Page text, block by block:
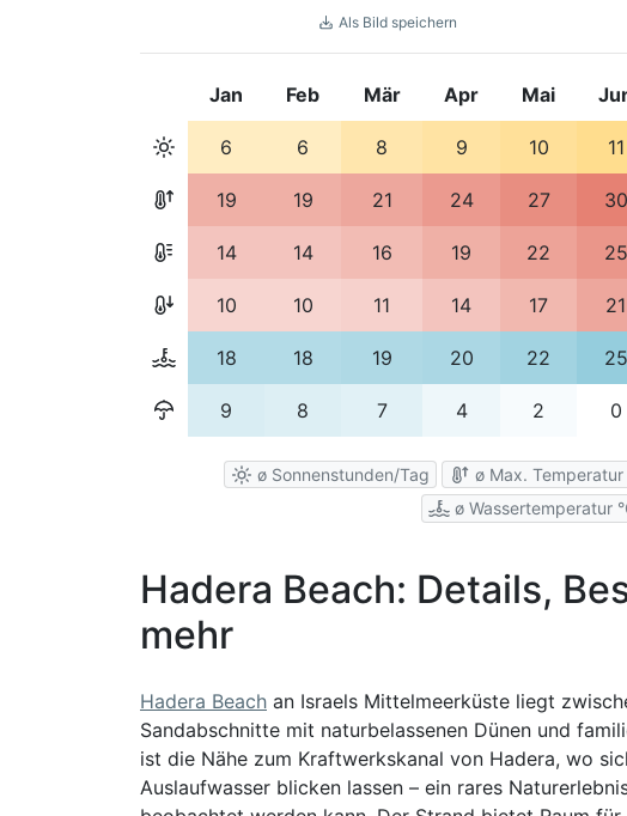
Als Bild speichern
Jan Feb Mär Apr Mai
6 6 8 9 10 11
19 19 21 24 27 30
14 14 16 19 22 25
10 10 11 14 17 21
18 18 19 20 22 25
9 8 7 4 2 0
ø Sonnenstunden/Tag ø Max. Temperatur
ø Wassertemperatur
Hadera Beach: Details,
mehr
Hadera Beach an Israels Mittelmeerküste liegt
Sandabschnitte mit naturbelassenen Dünen und
ist die Nähe zum Kraftwerkskanal von Hadera, wo
Auslaufwasser blicken lassen – ein rares